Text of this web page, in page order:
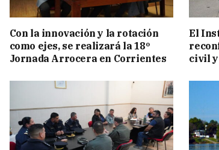
Con la innovación y la rotación
como ejes, se realizará la 18º
Jornada Arrocera en Corrientes
El
civil y